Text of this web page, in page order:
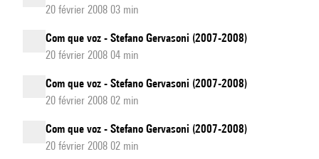
20 février 2008 03 min
Com que voz - Stefano Gervasoni (2007-2008)
20 février 2008 04 min
Com que voz - Stefano Gervasoni (2007-2008)
20 février 2008 02 min
Com que voz - Stefano Gervasoni (2007-2008)
20 février 2008 02 min